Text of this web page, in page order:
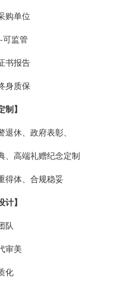
购单位
可监管
书报告
身质保
制】
休、政府表彰、
、高端礼赠纪念定制
得体、合规稳妥
计】
队
审美
化